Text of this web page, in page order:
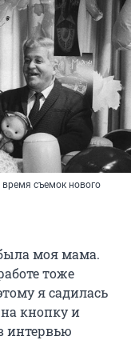
съемок нового
моя мама.
тоже
я садилась
кнопку и
интервью